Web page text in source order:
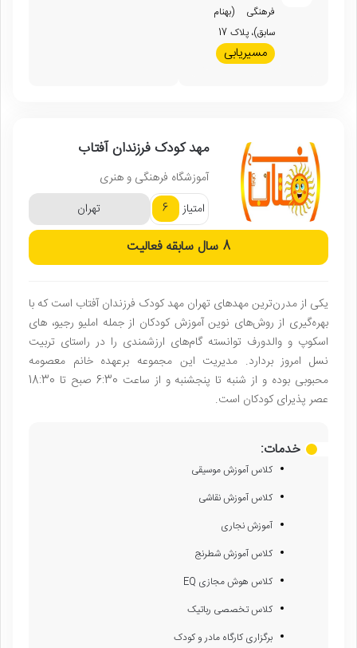
فرهنگی (بهنام
سابق)، پلاک 17
مسیریابی
مهد کودک فرزندان آفتاب
آموزشگاه فرهنگی و هنری
امتیاز
6 تهران
8 سال سابقه فعالیت
یکی از مدرن‌ترین مهدهای تهران مهد کودک فرزندان آفتاب است که با
بهره‌گیری از روش‌های نوین آموزش کودکان از جمله املیو رجیو، های
اسکوپ و والدورف توانسته گام‌های ارزشمندی را در راستای تربیت
نسل امروز بردارد. مدیریت این مجموعه برعهده خانم معصومه
محبوبی بوده و از شنبه تا پنجشنبه و از ساعت 6:30 صبح تا 18:30
عصر پذیرای کودکان است.
خدمات:
کلاس آموزش موسیقی
کلاس آموزش نقاشی
آموزش نجاری
کلاس آموزش شطرنج
کلاس هوش مجازی EQ
کلاس تخصصی رباتیک
برگزاری کارگاه مادر و کودک